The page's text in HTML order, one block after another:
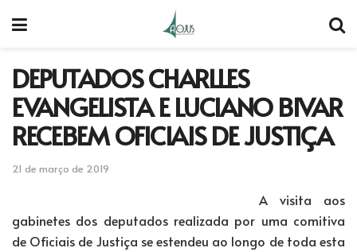
DEPUTADOS CHARLLES
EVANGELISTA E LUCIANO BIVAR
RECEBEM OFICIAIS DE JUSTIÇA
21 de março de 2019
A visita aos
gabinetes dos deputados realizada por uma comitiva
de Oficiais de Justiça se estendeu ao longo de toda esta